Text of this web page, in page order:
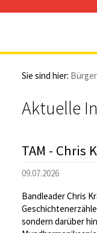
Sie sind hier:
Aktuelle
TAM - Chris
09.07.2026
Bandleader Chris
sondern darüber